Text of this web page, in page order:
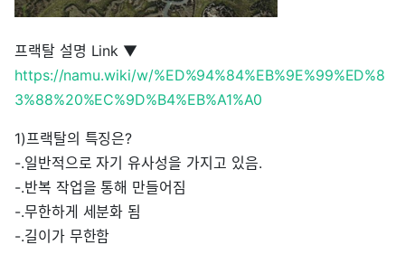
프랙탈 설명 Link ▼
https://namu.wiki/w/%ED%94%84%EB%9E%99%ED%8
3%88%20%EC%9D%B4%EB%A1%A0
1)프랙탈의 특징은?
-.일반적으로 자기 유사성을 가지고 있음.
-.반복 작업을 통해 만들어짐
-.무한하게 세분화 됨
-.길이가 무한함